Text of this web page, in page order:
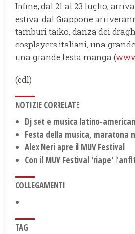
Infine, dal 21 al 23 luglio,
estiva: dal Giappone
tamburi taiko, danza dei
cosplayers italiani, una
una grande festa manga (
(edl)
NOTIZIE CORRELATE
Dj set e musica latino-
Festa della musica, maratona
Alex Neri apre il MUV Festival
Con il MUV Festival 'riape'
COLLEGAMENTI
TAG